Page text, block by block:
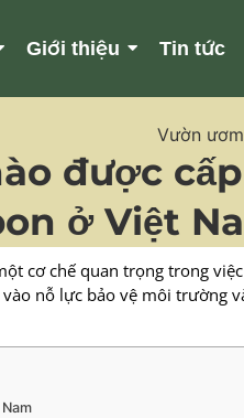
Giới thiệu Tin tức
được
ở Việt
cơ chế quan trọng trong
nỗ lực bảo vệ môi trường